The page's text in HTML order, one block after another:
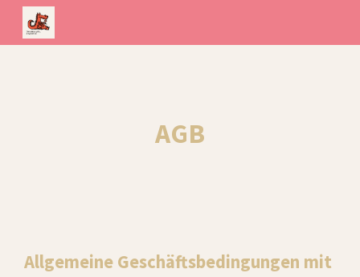
Skip to main content
AGB
Allgemeine Geschäftsbedingungen mit